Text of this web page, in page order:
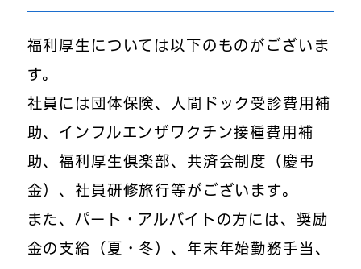
福利厚生については以下のものがございま
す。
社員には団体保険、人間ドック受診費用補
助、インフルエンザワクチン接種費用補
助、福利厚生倶楽部、共済会制度（慶弔
金）、社員研修旅行等がございます。
また、パート・アルバイトの方には、奨励
金の支給（夏・冬）、年末年始勤務手当、